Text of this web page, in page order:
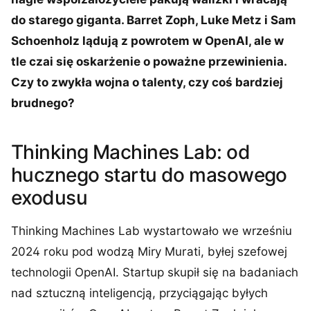
do starego giganta. Barret Zoph, Luke Metz i Sam
Schoenholz lądują z powrotem w OpenAI, ale w
tle czai się oskarżenie o poważne przewinienia.
Czy to zwykła wojna o talenty, czy coś bardziej
brudnego?
Thinking Machines Lab: od
hucznego startu do masowego
exodusu
Thinking Machines Lab wystartowało we wrześniu
2024 roku pod wodzą Miry Murati, byłej szefowej
technologii OpenAI. Startup skupił się na badaniach
nad sztuczną inteligencją, przyciągając byłych